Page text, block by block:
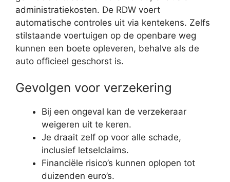
administratiekosten. De RDW voert
automatische controles uit via kentekens. Zelfs
stilstaande voertuigen op de openbare weg
kunnen een boete opleveren, behalve als de
auto officieel geschorst is.
Gevolgen voor verzekering
Bij een ongeval kan de verzekeraar
weigeren uit te keren.
Je draait zelf op voor alle schade,
inclusief letselclaims.
Financiële risico’s kunnen oplopen tot
duizenden euro’s.